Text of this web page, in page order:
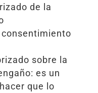
de la
sobre la
es un
que lo